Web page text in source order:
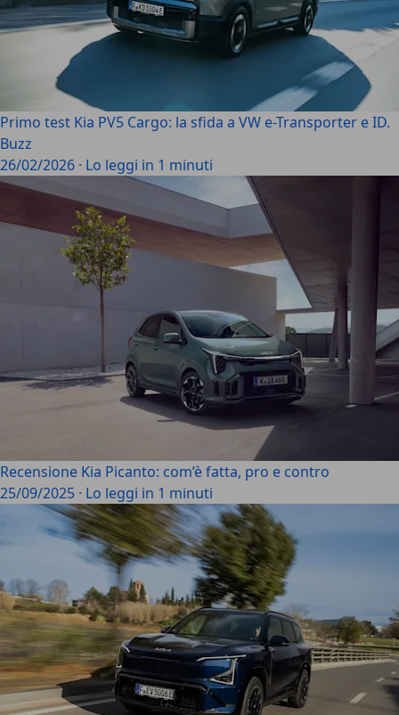
Primo test Kia PV5 Cargo: la sfida a VW e-Transporter e ID.
Buzz
26/02/2026 · Lo leggi in 1 minuti
Recensione Kia Picanto: com’è fatta, pro e contro
25/09/2025 · Lo leggi in 1 minuti